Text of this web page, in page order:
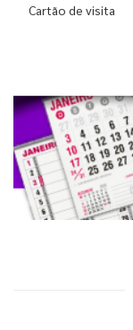
Cartão de visita